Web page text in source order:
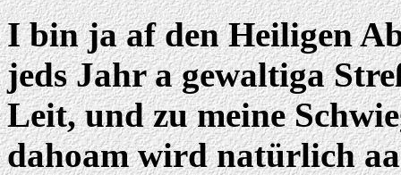
I bin ja af den Heiligen
jeds Jahr a gewaltiga
Leit, und zu meine
dahoam wird natürlich